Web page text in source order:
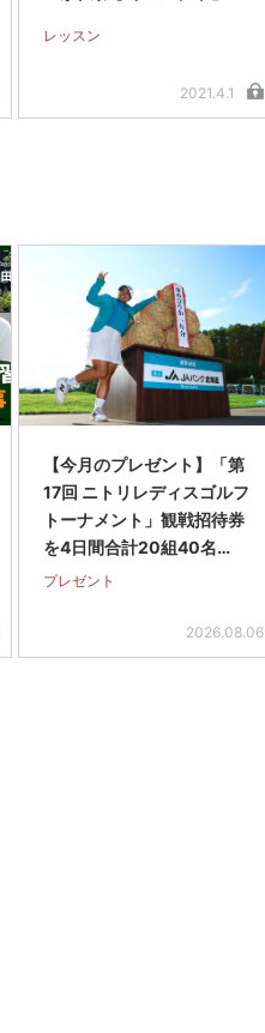
レッスン
2021.4.1
【今月のプレゼント】「第
17回 ニトリレディスゴルフ
トーナメント」観戦招待券
を4日間合計20組40名…
プレゼント
2026.08.06